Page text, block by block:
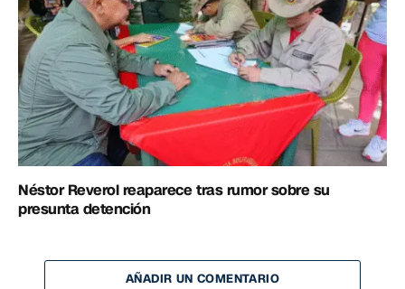
Néstor Reverol reaparece tras rumor sobre su
presunta detención
AÑADIR UN COMENTARIO